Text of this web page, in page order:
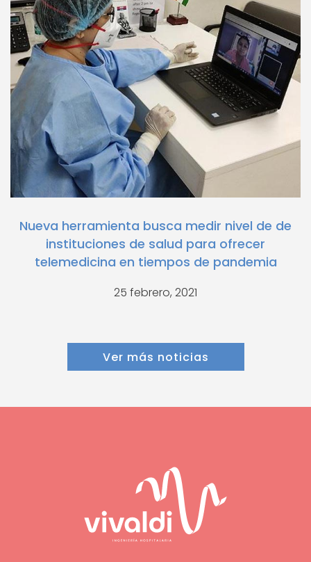
Nueva herramienta busca medir nivel de de
instituciones de salud para ofrecer
telemedicina en tiempos de pandemia
25 febrero, 2021
Ver más noticias